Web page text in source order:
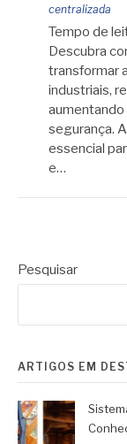
centralizada
Tempo de
Descubra
transformar
industriais,
segurança.
essencial
e…
Pesquisar
ARTIGOS EM